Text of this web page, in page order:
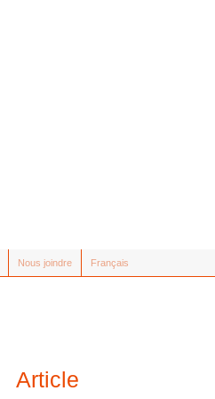
Nous joindre Français
Article